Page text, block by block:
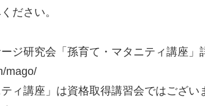
ださい。
ジ研究会「孫育て・マタニティ講座」
mago/
ィ講座」は資格取得講習会ではござい